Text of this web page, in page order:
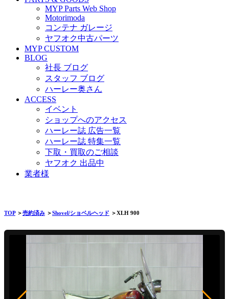
MYP Parts Web Shop
Motorimoda
コンテナ ガレージ
ヤフオク中古パーツ
MYP CUSTOM
BLOG
社長 ブログ
スタッフ ブログ
ハーレー奥さん
ACCESS
イベント
ショップへのアクセス
ハーレー誌 広告一覧
ハーレー誌 特集一覧
下取・買取のご相談
ヤフオク 出品中
業者様
TOP＞売約済み ＞Shovel/ショベルヘッド ＞XLH 900